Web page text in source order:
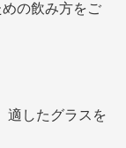
の飲み方をご
適したグラスを